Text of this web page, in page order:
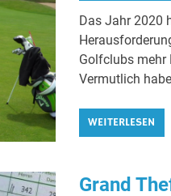
Das Jahr 2020
Golfclubs mehr
Vermutlich
WEITERLESEN
Grand